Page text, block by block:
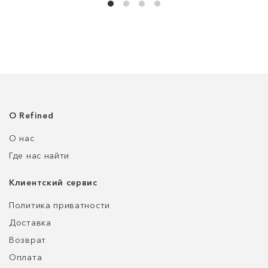
О Refined
О нас
Где нас найти
Клиентский сервис
Политика приватности
Доставка
Возврат
Оплата